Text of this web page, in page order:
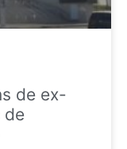
de ex-
de